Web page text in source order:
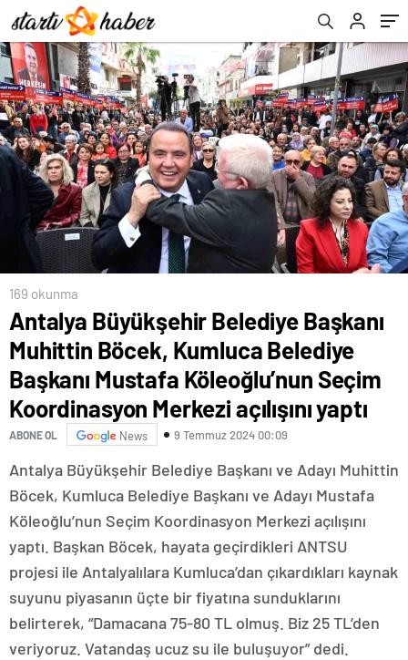
Mustafa Köleoğlu’nun Seçim Koordinasyon
Merkezi açılışını yaptı
169 okunma
Antalya Büyükşehir Belediye Başkanı
Muhittin Böcek, Kumluca Belediye
Başkanı Mustafa Köleoğlu’nun Seçim
Koordinasyon Merkezi açılışını yaptı
ABONE OL News 9 Temmuz 2024 00:09
Antalya Büyükşehir Belediye Başkanı ve Adayı Muhittin
Böcek, Kumluca Belediye Başkanı ve Adayı Mustafa
Köleoğlu’nun Seçim Koordinasyon Merkezi açılışını
yaptı. Başkan Böcek, hayata geçirdikleri ANTSU
projesi ile Antalyalılara Kumluca’dan çıkardıkları kaynak
suyunu piyasanın üçte bir fiyatına sunduklarını
belirterek, “Damacana 75-80 TL olmuş. Biz 25 TL’den
veriyoruz. Vatandaş ucuz su ile buluşuyor” dedi.